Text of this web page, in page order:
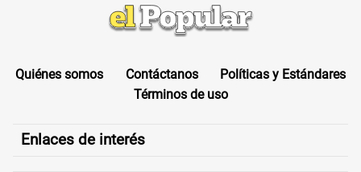
Quiénes somos Contáctanos
Políticas y Estándares
Términos de uso
Enlaces de interés